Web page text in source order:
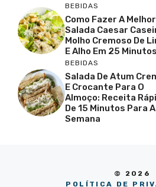
BEBIDAS
Como Fazer A Melhor
Salada Caesar
Molho Cremoso De
E Alho Em 25 Minutos
BEBIDAS
Salada De Atum
E Crocante Para O
Almoço: Receita
De 15 Minutos Para A
Semana
© 2026
POLÍTICA DE